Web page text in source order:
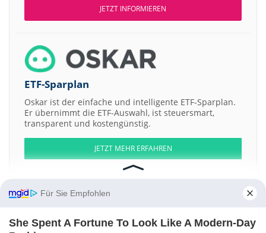
JETZT INFORMIEREN
ETF-Sparplan
Oskar ist der einfache und intelligente ETF-Sparplan.
Er übernimmt die ETF-Auswahl, ist steuersmart,
transparent und kostengünstig.
JETZT MEHR ERFAHREN
Aktien ATX DAX EuroStoxx 50 Dow Jones NASDAQ 100 Nikkei 225
S&P 500
Für Sie Empfohlen
She Spent A Fortune To Look Like A Modern-Day